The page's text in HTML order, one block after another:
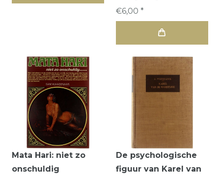
€6,00 *
Mata Hari: niet zo
onschuldig
De psychologische
figuur van Karel van